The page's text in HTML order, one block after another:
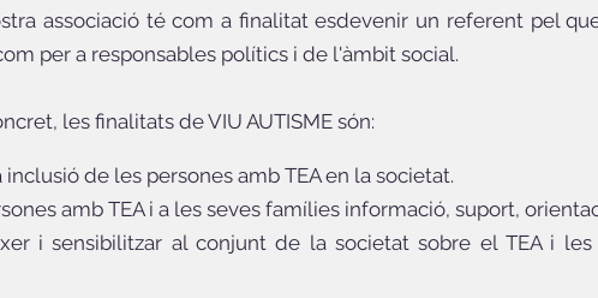
associació té com a finalitat esdevenir un referent pel
per a responsables polítics i de l'àmbit social.
les finalitats de VIU AUTISME són:
inclusió de les persones amb TEA en la societat.
amb TEA i a les seves famílies informació, suport,
i sensibilitzar al conjunt de la societat sobre el TEA i